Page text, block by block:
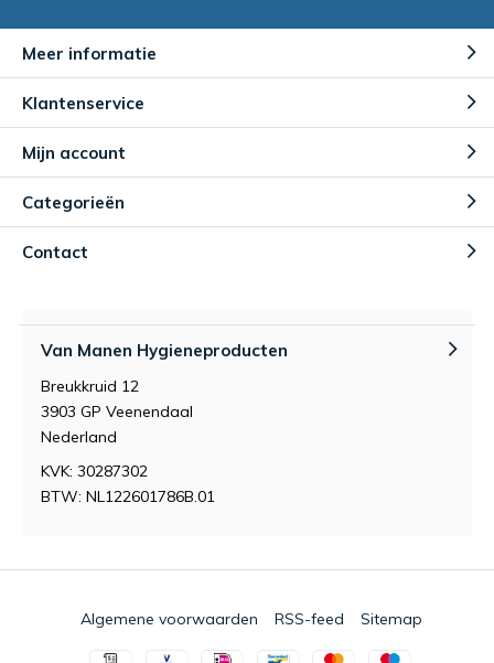
Meer informatie
Klantenservice
Mijn account
Categorieën
Contact
Van Manen Hygieneproducten
Breukkruid 12
3903 GP Veenendaal
Nederland
KVK: 30287302
BTW: NL122601786B.01
Algemene voorwaarden RSS-feed Sitemap